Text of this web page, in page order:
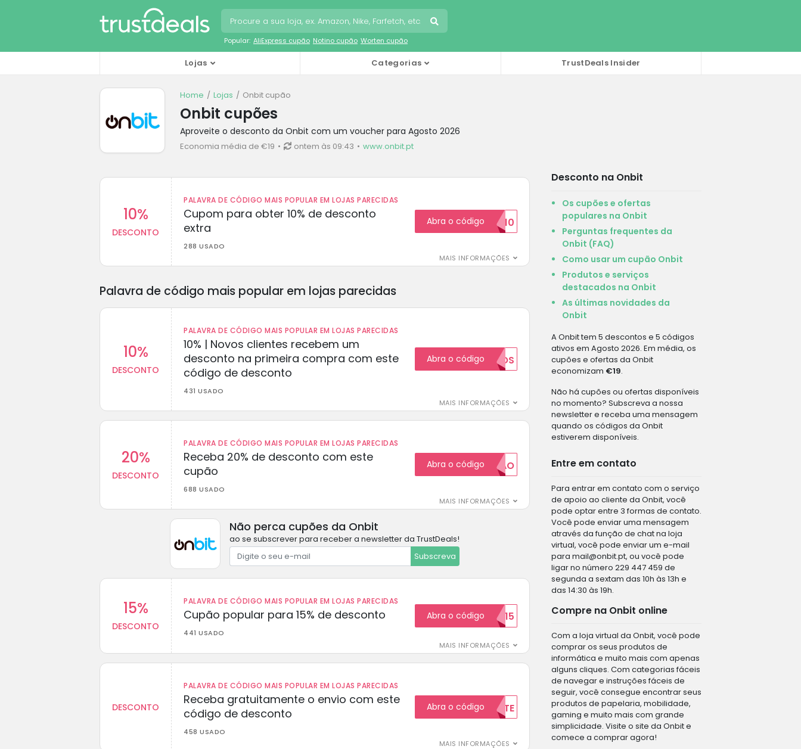
Popular: AliExpress cupão Notino cupão Worten cupão
Lojas Categorias TrustDeals Insider
Home Lojas Onbit cupão
Onbit cupões
Aproveite o desconto da Onbit com um voucher para Agosto 2026
Economia média de €19 ontem às 09:43 www.onbit.pt
10%
DESCONTO
PALAVRA DE CÓDIGO MAIS POPULAR EM LOJAS PARECIDAS
Cupom para obter 10% de desconto
extra
288 USADO
MAIS INFORMAÇÕES
Abra o códigoBOM10
Palavra de código mais popular em lojas parecidas
10%
DESCONTO
PALAVRA DE CÓDIGO MAIS POPULAR EM LOJAS PARECIDAS
10% | Novos clientes recebem um
desconto na primeira compra com este
código de desconto
431 USADO
MAIS INFORMAÇÕES
Abra o códigoNOVOS
20%
DESCONTO
PALAVRA DE CÓDIGO MAIS POPULAR EM LOJAS PARECIDAS
Receba 20% de desconto com este
cupão
688 USADO
MAIS INFORMAÇÕES
Abra o código20CUPAO
Não perca cupões da Onbit
ao se subscrever para receber a newsletter da TrustDeals!
Subscreva
15%
DESCONTO
PALAVRA DE CÓDIGO MAIS POPULAR EM LOJAS PARECIDAS
Cupão popular para 15% de desconto
441 USADO
MAIS INFORMAÇÕES
Abra o códigoRECEBER15
DESCONTO
PALAVRA DE CÓDIGO MAIS POPULAR EM LOJAS PARECIDAS
Receba gratuitamente o envio com este
código de desconto
458 USADO
MAIS INFORMAÇÕES
Abra o código
GRATUITAMENTE
Desconto na Onbit
Os cupões e ofertas
populares na Onbit
Perguntas frequentes da
Onbit (FAQ)
Como usar um cupão Onbit
Produtos e serviços
destacados na Onbit
As últimas novidades da
Onbit
A Onbit tem 5 descontos e 5 códigos
ativos em Agosto 2026. Em média, os
cupões e ofertas da Onbit
economizam €19.
Não há cupões ou ofertas disponíveis
no momento? Subscreva a nossa
newsletter e receba uma mensagem
quando os códigos da Onbit
estiverem disponíveis.
Entre em contato
Para entrar em contato com o serviço
de apoio ao cliente da Onbit, você
pode optar entre 3 formas de contato.
Você pode enviar uma mensagem
através da função de chat na loja
virtual, você pode enviar um e-mail
para mail@onbit.pt, ou você pode
ligar no número 229 447 459 de
segunda a sextam das 10h às 13h e
das 14:30 às 19h.
Compre na Onbit online
Com a loja virtual da Onbit, você pode
comprar os seus produtos de
informática e muito mais com apenas
alguns cliques. Com categorias fáceis
de navegar e instruções fáceis de
seguir, você consegue encontrar seus
produtos de papelaria, mobilidade,
gaming e muito mais com grande
simplicidade. Visite o site da Onbit e
comece a comprar agora!